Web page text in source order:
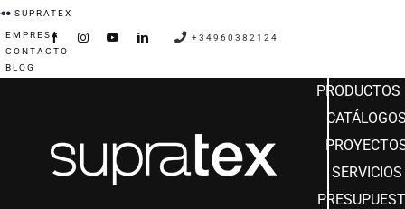
Saltar
al
contenido
SUPRATEX
EMPRESA
CONTACTO
BLOG
+34960382124
PRODUCTOS
SERVICIOS